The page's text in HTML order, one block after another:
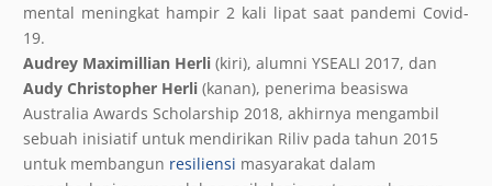
mental meningkat hampir 2 kali lipat saat pandemi Covid-
19.
Audrey Maximillian Herli (kiri), alumni YSEALI 2017, dan
Audy Christopher Herli (kanan), penerima beasiswa
Australia Awards Scholarship 2018, akhirnya mengambil
sebuah inisiatif untuk mendirikan Riliv pada tahun 2015
untuk membangun resiliensi masyarakat dalam